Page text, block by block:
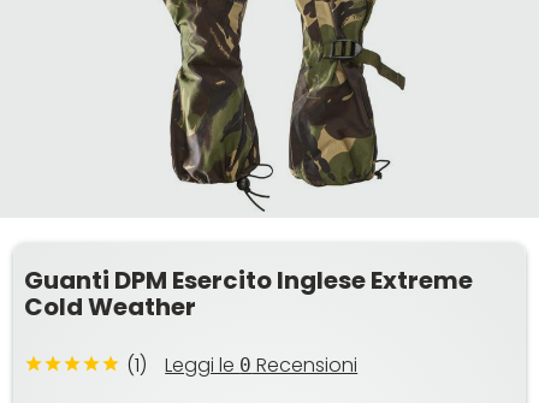
Guanti DPM Esercito Inglese Extreme
Cold Weather
(1) Leggi le 0 Recensioni